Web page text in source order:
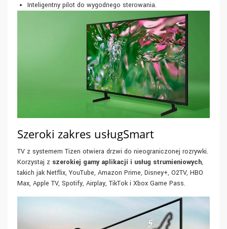
Inteligentny pilot do wygodnego sterowania.
Szeroki zakres usługSmart
TV z systemem Tizen otwiera drzwi do nieograniczonej rozrywki.
Korzystaj z szerokiej gamy aplikacji i usług strumieniowych,
takich jak Netflix, YouTube, Amazon Prime, Disney+, O2TV, HBO
Max, Apple TV, Spotify, Airplay, TikTok i Xbox Game Pass.